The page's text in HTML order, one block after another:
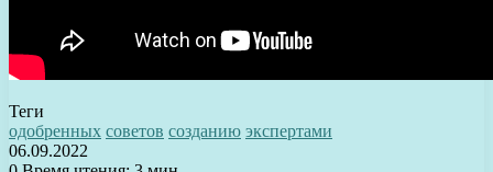
Теги
одобренных советов созданию экспертами
06.09.2022